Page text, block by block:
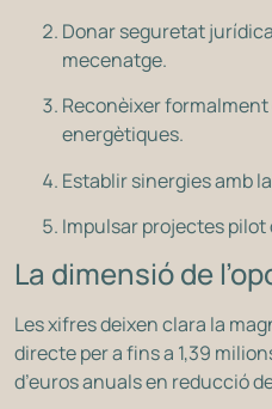
Donar seguretat
mecenatge.
Reconèixer
energètiques.
Establir sinergies amb
Impulsar projectes pilot
La dimensió de
Les xifres deixen clara la
directe per a fins a 1,39
d’euros anuals en reducció